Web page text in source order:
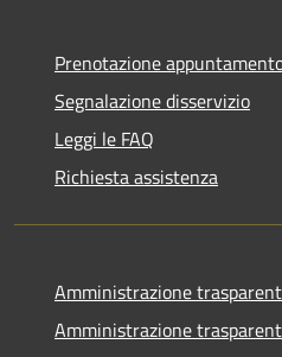
Prenotazione
Segnalazione disservizio
Leggi le FAQ
Richiesta assistenza
Amministrazione
Amministrazione